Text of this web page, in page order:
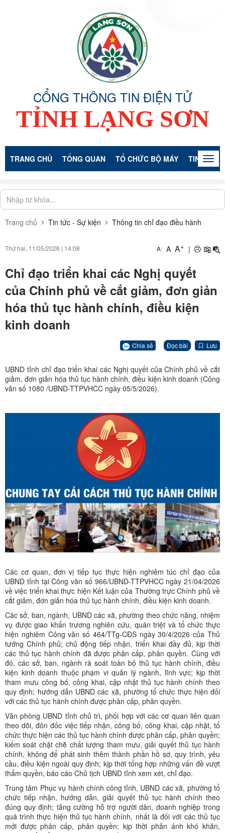
CỔNG THÔNG TIN ĐIỆN TỬ
TỈNH LẠNG SƠN
TRANG CHỦ TỔNG QUAN TỔ CHỨC BỘ MÁY TIN TỨC -
Trang chủ Tin tức - Sự kiện Thông tin chỉ đạo điều hành
Thứ hai, 11/05/2026 | 14:08 A- A A+ |
Chỉ đạo triển khai các Nghị quyết
của Chính phủ về cắt giảm, đơn giản
hóa thủ tục hành chính, điều kiện
kinh doanh
Chia sẻ Đọc bài Lưu
UBND tỉnh chỉ đạo triển khai các Nghị quyết của Chính phủ về cắt
giảm, đơn giản hóa thủ tục hành chính, điều kiện kinh doanh (Công
văn số 1080 /UBND-TTPVHCC ngày 05/5/2026).
Các cơ quan, đơn vị tiếp tục thực hiện nghiêm túc chỉ đạo của
UBND tỉnh tại Công văn số 966/UBND-TTPVHCC ngày 21/04/2026
về việc triển khai thực hiện Kết luận của Thường trực Chính phủ về
cắt giảm, đơn giản hóa thủ tục hành chính, điều kiện kinh doanh.
Các sở, ban, ngành, UBND các xã, phường theo chức năng, nhiệm
vụ được giao khẩn trương nghiên cứu, quán triệt và tổ chức thực
hiện nghiêm Công văn số 464/TTg-CĐS ngày 30/4/2026 của Thủ
tướng Chính phủ; chủ động tiếp nhận, triển khai đầy đủ, kịp thời
các thủ tục hành chính đã được phân cấp, phân quyền. Cùng với
đó, các sở, ban, ngành rà soát toàn bộ thủ tục hành chính, điều
kiện kinh doanh thuộc phạm vi quản lý ngành, lĩnh vực; kịp thời
tham mưu công bố, công khai, cập nhật thủ tục hành chính theo
quy định; hướng dẫn UBND các xã, phường tổ chức thực hiện đối
với các thủ tục hành chính được phân cấp, phân quyền.
Văn phòng UBND tỉnh chủ trì, phối hợp với các cơ quan liên quan
theo dõi, đôn đốc việc tiếp nhận, công bố, công khai, cập nhật, tổ
chức thực hiện các thủ tục hành chính được phân cấp, phân quyền;
kiểm soát chặt chẽ chất lượng tham mưu, giải quyết thủ tục hành
chính, không để phát sinh thêm thành phần hồ sơ, quy trình, yêu
cầu, điều kiện ngoài quy định; kịp thời tổng hợp những vấn đề vượt
thẩm quyền, báo cáo Chủ tịch UBND tỉnh xem xét, chỉ đạo.
Trung tâm Phục vụ hành chính công tỉnh, UBND các xã, phường tổ
chức tiếp nhận, hướng dẫn, giải quyết thủ tục hành chính theo
đúng quy định; tăng cường hỗ trợ người dân, doanh nghiệp trong
quá trình thực hiện thủ tục hành chính, nhất là đối với các thủ tục
mới được phân cấp, phân quyền; kịp thời phản ánh khó khăn,